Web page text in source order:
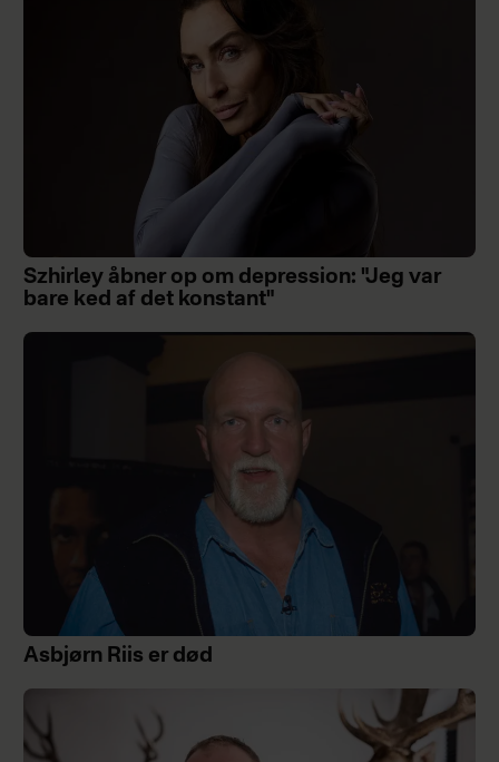
Szhirley åbner op om depression: "Jeg var
bare ked af det konstant"
Asbjørn Riis er død